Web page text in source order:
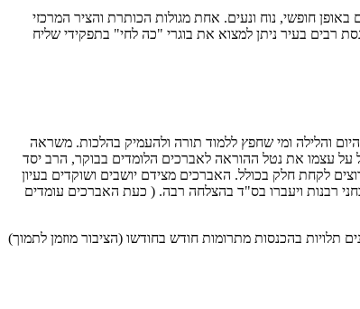
חופשי, נוח ונעים. אחת מגולות הכותרת והציר המרכזי
רבים בעיר ניתן למצוא את בוגרי "כה לחי" בתפקידי שליח
והלילה ומי שחפץ ללמוד תורה ולהעמיק בהלכות. משראה
על עצמו את נטל ההוראה לאברכים הלומדים בבוקר, הרב יסד
לקחת חלק בכולל. האברכים מצידם יושבים ושוקדים בעיון
רבנות ויעברו בס"ד בהצלחה רבה. ( כעת האברכים עומדים
בכל המבחנים. אגב, המלגות לאברכים ולרבנים תלויות בהכנסות מתרומות חודש בחודשו (הציבור מוזמן לתמוך)